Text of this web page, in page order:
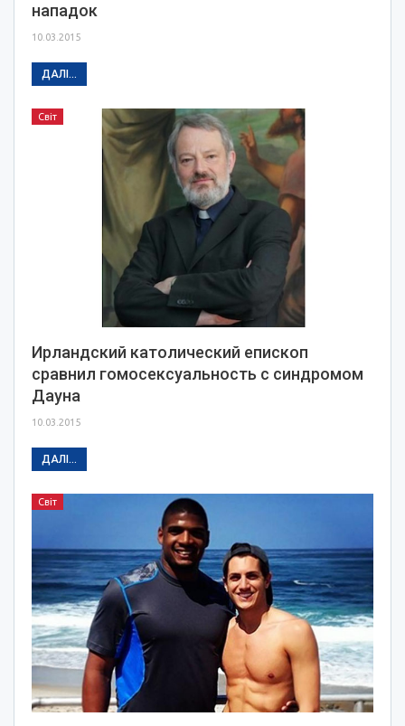
нападок
10.03.2015
ДАЛІ...
Світ
Ирландский католический епископ
сравнил гомосексуальность с синдромом
Дауна
10.03.2015
ДАЛІ...
Світ